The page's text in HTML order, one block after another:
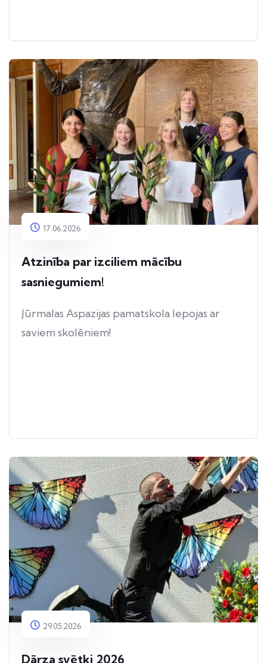
17.06.2026
Atzinība par izciliem mācību
sasniegumiem!
Jūrmalas Aspazijas pamatskola lepojas ar
saviem skolēniem!
29.05.2026
Dārza svētki 2026